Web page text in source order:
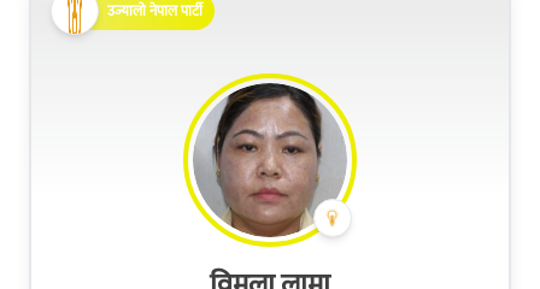
उज्यालो नेपाल पार्टी